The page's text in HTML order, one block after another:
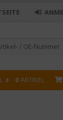
0 ARTIKEL